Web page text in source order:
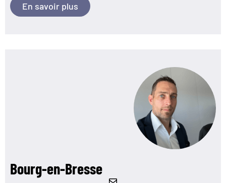
En savoir plus
Bourg-en-Bresse